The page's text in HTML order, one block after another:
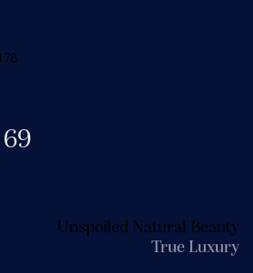
69
Unspoiled Natural Beauty
True Luxury